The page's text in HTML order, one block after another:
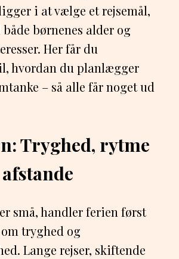
i at vælge et rejsemål,
børnenes alder og
Her får du
hvordan du planlægger
– så alle får noget ud
Tryghed, rytme
små, handler ferien først
tryghed og
Lange rejser, skiftende